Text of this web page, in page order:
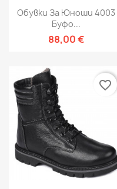
Обувки За Юноши 4003
Буфо...
88,00 €
favorite_border